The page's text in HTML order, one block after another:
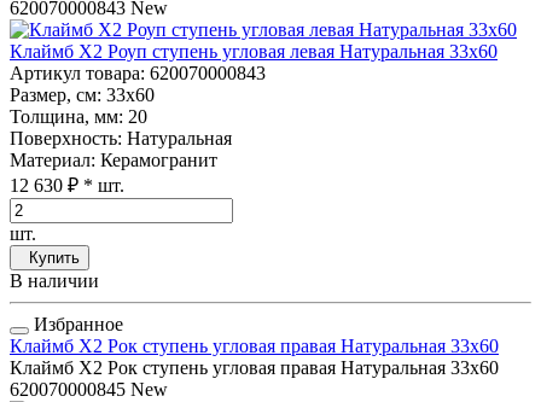
620070000843 New
Клаймб Х2 Роуп ступень угловая левая Натуральная 33x60
Артикул товара: 620070000843
Размер, см: 33x60
Толщина, мм: 20
Поверхность: Натуральная
Материал: Керамогранит
12 630 ₽ * шт.
шт.
Купить
В наличии
Избранное
Клаймб Х2 Рок ступень угловая правая Натуральная 33x60
Клаймб Х2 Рок ступень угловая правая Натуральная 33x60
620070000845 New